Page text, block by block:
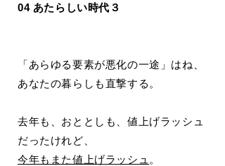
04 あたらしい時代３
「あらゆる要素が悪化の一途」はね、
あなたの暮らしも直撃する。
去年も、おととしも、値上げラッシュ
だったけれど、
今年もまた値上げラッシュ 。